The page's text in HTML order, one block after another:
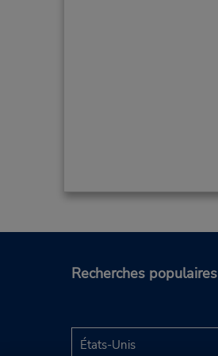
Recherches populaires